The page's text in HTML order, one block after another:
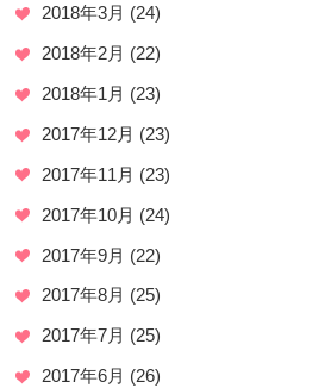
2018年3月 (24)
2018年2月 (22)
2018年1月 (23)
2017年12月 (23)
2017年11月 (23)
2017年10月 (24)
2017年9月 (22)
2017年8月 (25)
2017年7月 (25)
2017年6月 (26)